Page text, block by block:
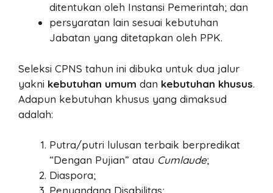
ditentukan oleh Instansi Pemerintah; dan
persyaratan lain sesuai kebutuhan
Jabatan yang ditetapkan oleh PPK.
Seleksi CPNS tahun ini dibuka untuk dua jalur
yakni kebutuhan umum dan kebutuhan khusus.
Adapun kebutuhan khusus yang dimaksud
adalah:
Putra/putri lulusan terbaik berpredikat
“Dengan Pujian” atau Cumlaude;
Diaspora;
Penyandang Disabilitas;